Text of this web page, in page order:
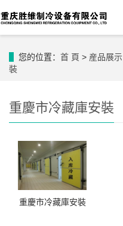
您的位置： 首 頁 > 産品展示
裝
重慶市冷藏庫安裝
重慶市冷藏庫安裝